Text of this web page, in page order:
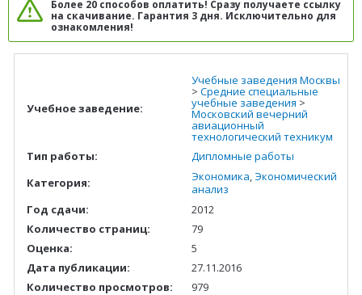
Более 20 способов оплатить! Сразу получаете ссылку
на скачивание. Гарантия 3 дня. Исключительно для
ознакомления!
Учебное заведение:
Учебные заведения Москвы
> Средние специальные
учебные заведения >
Московский вечерний
авиационный
технологический техникум
Тип работы:
Дипломные работы
Категория:
Экономика,Экономический
анализ
Год сдачи:
2012
Количество страниц:
79
Оценка:
5
Дата публикации:
27.11.2016
Количество просмотров:
979